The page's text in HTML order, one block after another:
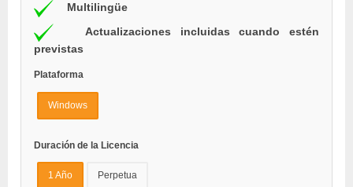
Multilingüe
Actualizaciones incluidas cuando estén
previstas
Plataforma
Windows
Duración de la Licencia
1 Año Perpetua